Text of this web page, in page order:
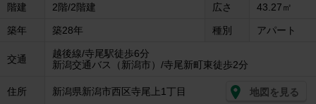
階建 2階/2階建 広さ 43.27㎡
築年 築28年 種別 アパート
交通
越後線/寺尾駅徒歩6分
新潟交通バス（新潟市）/寺尾新町東徒歩2分
住所 新潟県新潟市西区寺尾上1丁目 地図を見る